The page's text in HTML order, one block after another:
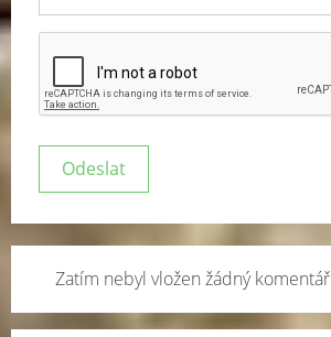
Zatím nebyl vložen žádný komentář